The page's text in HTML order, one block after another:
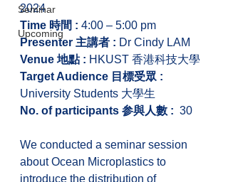
Seminar
Upcoming
2024
Time 時間 : 4:00 – 5:00 pm
Presenter 主講者 : Dr Cindy LAM
Venue 地點 : HKUST 香港科技大學
Target Audience 目標受眾 :
University Students 大學生
No. of participants 参與人數 : 30
We conducted a seminar session
about Ocean Microplastics to
introduce the distribution of